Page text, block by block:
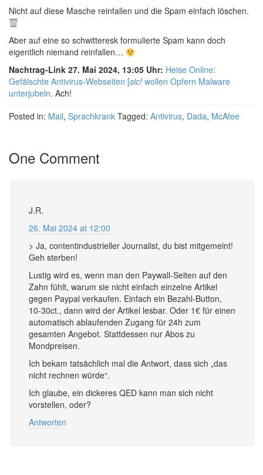
Nicht auf diese Masche reinfallen und die Spam einfach löschen.
Aber auf eine so schwitteresk formulierte Spam kann doch
eigentlich niemand reinfallen…
Nachtrag-Link 27. Mai 2024, 13:05 Uhr: Heise Online:
Gefälschte Antivirus-Webseiten [sic! wollen Opfern Malware
unterjubeln. Ach!
Posted in: Mail, Sprachkrank Tagged: Antivirus, Dada, McAfee
One Comment
J.R.
26. Mai 2024 at 12:00
> Ja, contentindustrieller Journalist, du bist mitgemeint!
Geh sterben!
Lustig wird es, wenn man den Paywall-Seiten auf den
Zahn fühlt, warum sie nicht einfach einzelne Artikel
gegen Paypal verkaufen. Einfach ein Bezahl-Button,
10-30ct., dann wird der Artikel lesbar. Oder 1€ für einen
automatisch ablaufenden Zugang für 24h zum
gesamten Angebot. Stattdessen nur Abos zu
Mondpreisen.
Ich bekam tatsächlich mal die Antwort, dass sich „das
nicht rechnen würde“.
Ich glaube, ein dickeres QED kann man sich nicht
vorstellen, oder?
Antworten